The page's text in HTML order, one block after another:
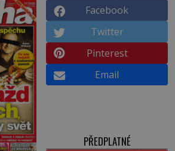
Facebook
Twitter
Pinterest
Email
PŘEDPLATNÉ